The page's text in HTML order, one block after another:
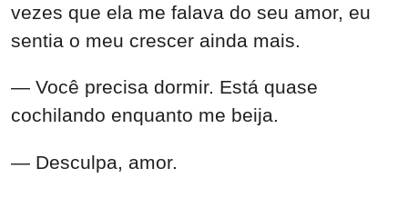
vezes que ela me falava do seu amor, eu
sentia o meu crescer ainda mais.
— Você precisa dormir. Está quase
cochilando enquanto me beija.
— Desculpa, amor.